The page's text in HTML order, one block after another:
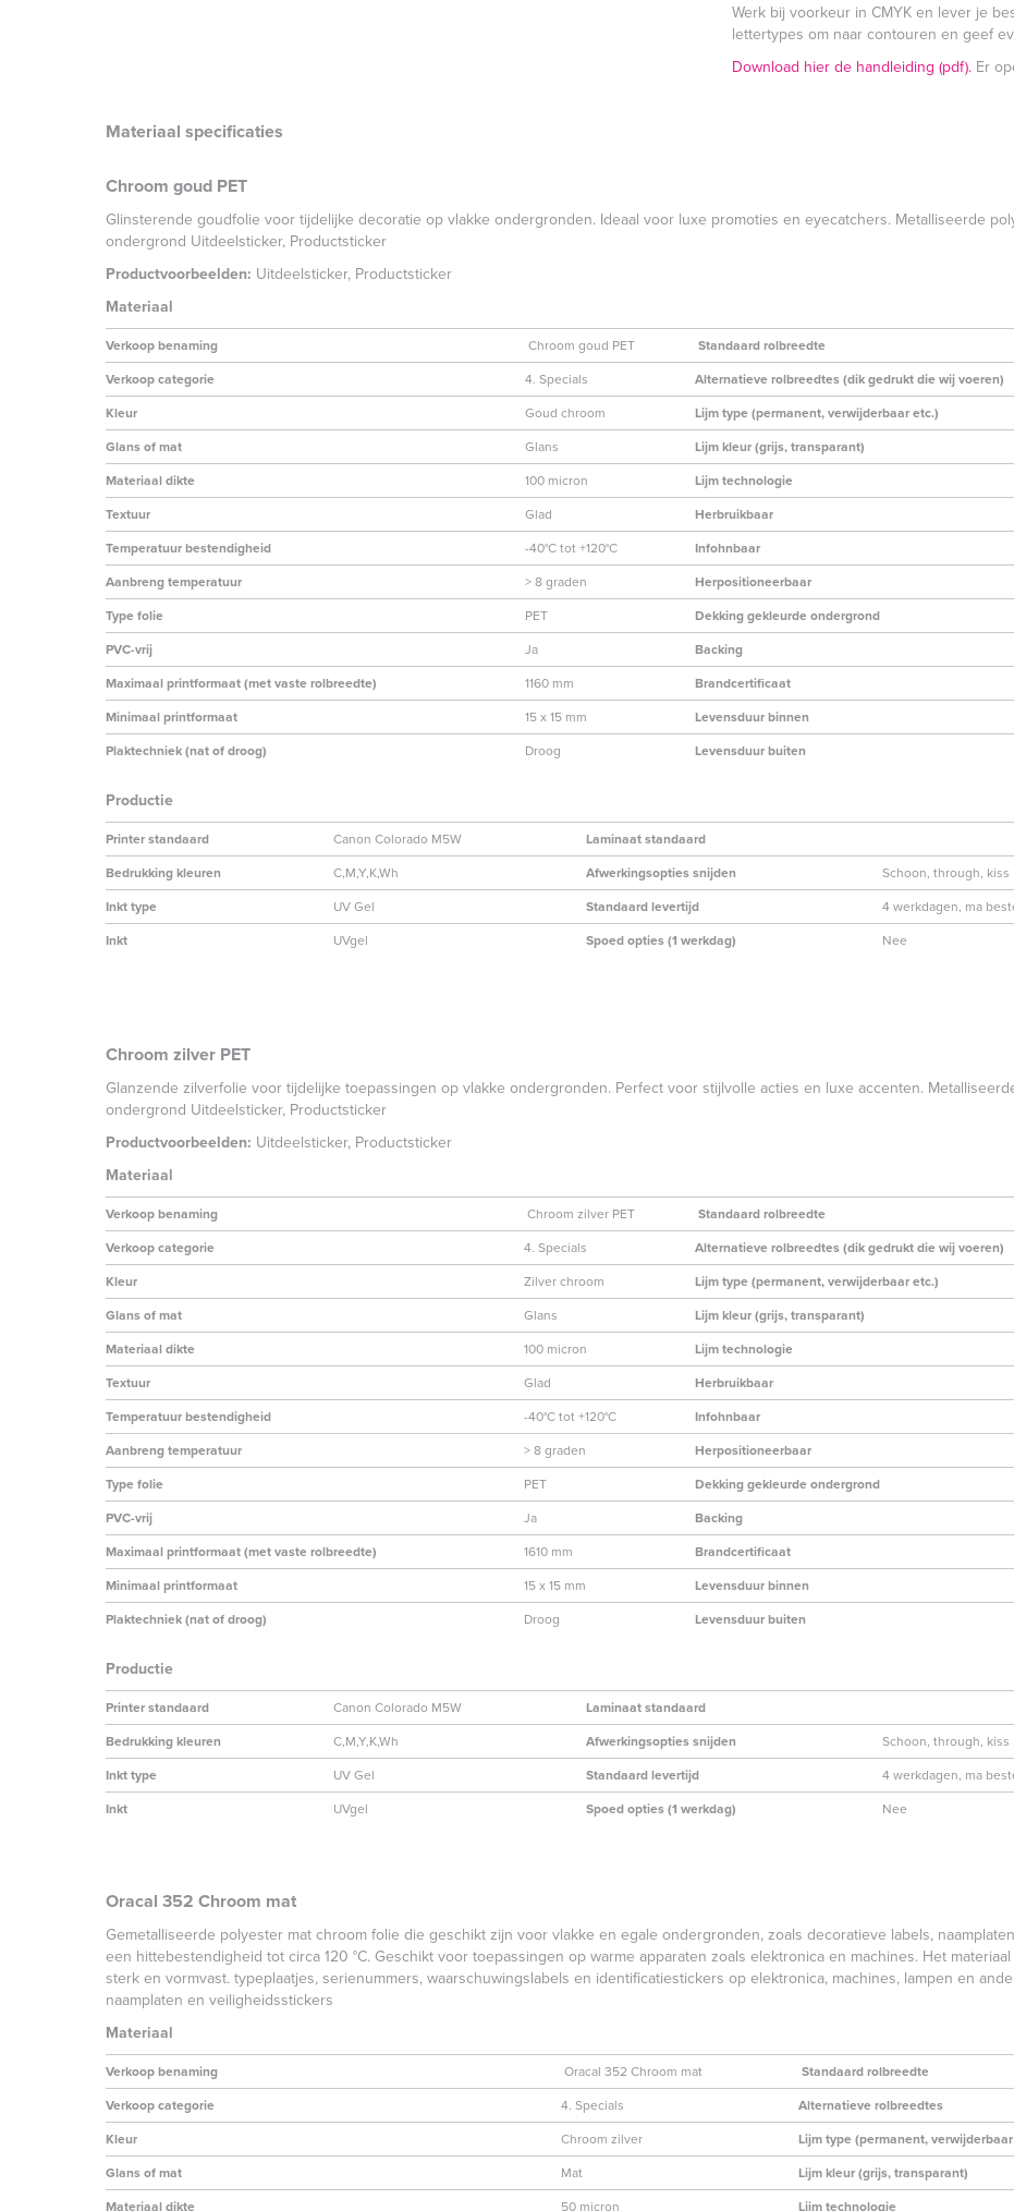
Werk bij voorkeur in CMYK en lever je
lettertypes om naar contouren en geef
Download hier de handleiding (pdf). Er
Materiaal specificaties
Chroom goud PET
Glinsterende goudfolie voor tijdelijke decoratie op vlakke ondergronden. Ideaal voor luxe promoties en eyecatchers. Metalliseerde
ondergrond Uitdeelsticker, Productsticker
Productvoorbeelden: Uitdeelsticker, Productsticker
Materiaal
Verkoop benaming Chroom goud PET Standaard rolbreedte
Verkoop categorie
4. Specials
Alternatieve rolbreedtes (dik gedrukt die wij voeren)
Kleur
Goud chroom Lijm type (permanent, verwijderbaar etc.)
Glans of mat
Glans Lijm kleur (grijs, transparant)
Materiaal dikte
100 micron Lijm technologie
Textuur
Glad Herbruikbaar
Temperatuur bestendigheid
-40°C tot +120°C Infohnbaar
Aanbreng temperatuur
> 8 graden Herpositioneerbaar
Type folie
PET Dekking gekleurde ondergrond
PVC-vrij
Ja Backing
Maximaal printformaat (met vaste rolbreedte)
1160 mm Brandcertificaat
Minimaal printformaat
15 x 15 mm Levensduur binnen
Plaktechniek (nat of droog)
Droog Levensduur buiten
Productie
Printer standaard Canon Colorado M5W
Laminaat standaard
Bedrukking kleuren
C,M,Y,K,Wh Afwerkingsopties snijden
Schoon, through, kiss
Inkt type
UV Gel Standaard levertijd
4 werkdagen, ma
Inkt
UVgel Spoed opties (1 werkdag) Nee
Chroom zilver PET
Glanzende zilverfolie voor tijdelijke toepassingen op vlakke ondergronden. Perfect voor stijlvolle acties en luxe accenten.
ondergrond Uitdeelsticker, Productsticker
Productvoorbeelden: Uitdeelsticker, Productsticker
Materiaal
Verkoop benaming Chroom zilver PET Standaard rolbreedte
Verkoop categorie
4. Specials
Alternatieve rolbreedtes (dik gedrukt die wij voeren)
Kleur
Zilver chroom Lijm type (permanent, verwijderbaar etc.)
Glans of mat
Glans Lijm kleur (grijs, transparant)
Materiaal dikte
100 micron Lijm technologie
Textuur
Glad Herbruikbaar
Temperatuur bestendigheid
-40°C tot +120°C Infohnbaar
Aanbreng temperatuur
> 8 graden Herpositioneerbaar
Type folie
PET Dekking gekleurde ondergrond
PVC-vrij
Ja Backing
Maximaal printformaat (met vaste rolbreedte)
1610 mm Brandcertificaat
Minimaal printformaat
15 x 15 mm Levensduur binnen
Plaktechniek (nat of droog)
Droog Levensduur buiten
Productie
Printer standaard Canon Colorado M5W
Laminaat standaard
Bedrukking kleuren
C,M,Y,K,Wh Afwerkingsopties snijden
Schoon, through, kiss
Inkt type
UV Gel Standaard levertijd
4 werkdagen, ma
Inkt
UVgel Spoed opties (1 werkdag) Nee
Oracal 352 Chroom mat
Gemetalliseerde polyester mat chroom folie die geschikt zijn voor vlakke en egale ondergronden, zoals decoratieve labels,
een hittebestendigheid tot circa 120 °C. Geschikt voor toepassingen op warme apparaten zoals elektronica en machines. Het
sterk en vormvast. typeplaatjes, serienummers, waarschuwingslabels en identificatiestickers op elektronica, machines, lampen en
naamplaten en veiligheidsstickers
Materiaal
Verkoop benaming Oracal 352 Chroom mat Standaard rolbreedte
Verkoop categorie
4. Specials
Alternatieve rolbreedtes
Kleur
Chroom zilver Lijm type (permanent,
Glans of mat
Mat Lijm kleur (grijs, transparant)
Materiaal dikte
50 micron Lijm technologie